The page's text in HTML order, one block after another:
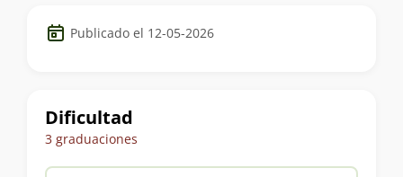
Datos
del Publicado el 12-05-2026
Dificultad
3 graduaciones